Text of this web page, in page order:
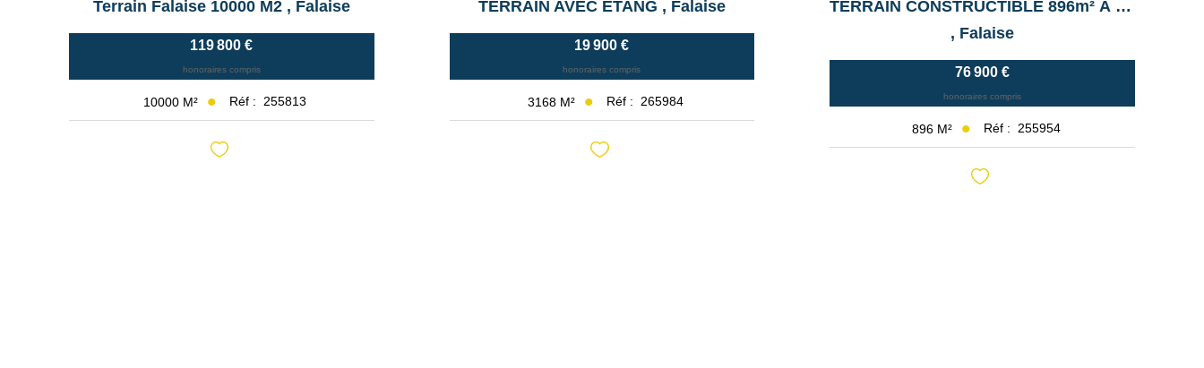
Terrain Falaise 10000 M2 , Falaise
119 800 €
honoraires compris
10000 M² Réf : 255813
TERRAIN AVEC ETANG , Falaise
19 900 €
honoraires compris
3168 M² Réf : 265984
TERRAIN CONSTRUCTIBLE 896m² À FALAISE
, Falaise
76 900 €
honoraires compris
896 M² Réf : 255954